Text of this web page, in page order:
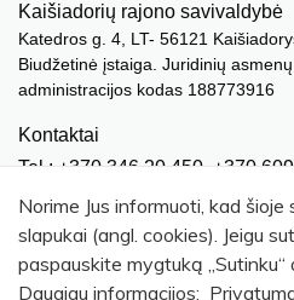
Kaišiadorių rajono savivaldybė
Katedros g. 4, LT- 56121
Biudžetinė įstaiga. Juridinių
administracijos kodas 188773916
Kontaktai
Tel.: +370 346 20 450, +370
El. paštas.: meras@kaisiadorys.lt
dokumentai@kaisiadorys.lt
Naujienų prenumerata
Norime Jus informuoti, kad
slapukai (angl. cookies). Jeigu
paspauskite mygtuką
Daugiau informacijos: